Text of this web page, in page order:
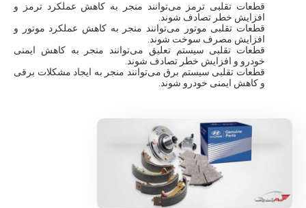
قطعات تقلبی ترمز می‌توانند منجر به کاهش عملکرد ترمز و
افزایش خطر تصادف شوند.
قطعات تقلبی موتور می‌توانند منجر به کاهش عملکرد موتور و
افزایش مصرف سوخت شوند.
قطعات تقلبی سیستم تعلیق می‌توانند منجر به کاهش ایمنی
خودرو و افزایش خطر تصادف شوند.
قطعات تقلبی سیستم برق می‌توانند منجر به ایجاد مشکلات برقی
و کاهش ایمنی خودرو شوند.